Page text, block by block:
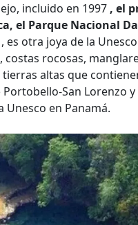
incluido en 1997 , el
el Parque Nacional
es otra joya de la
costas rocosas,
altas que
San Lorenzo y
Unesco en Panamá.